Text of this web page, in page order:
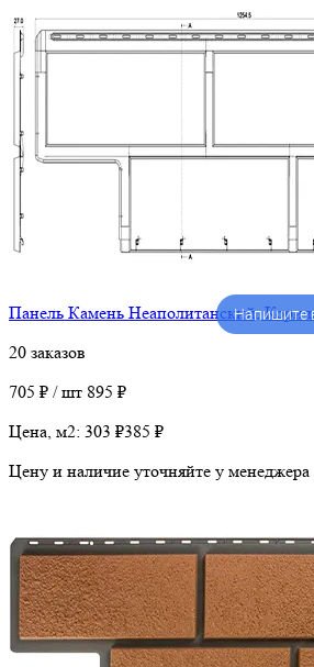
Панель Камень Неаполитанский,
20 заказов
705 ₽ / шт 895 ₽
Цена, м2: 303 ₽385 ₽
Цену и наличие уточняйте у менеджера
Напишите